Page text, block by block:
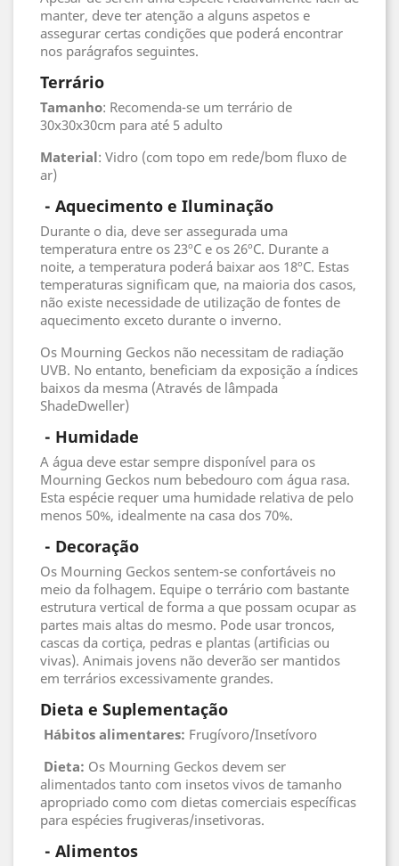
manter, deve ter atenção a alguns aspetos e
assegurar certas condições que poderá encontrar
nos parágrafos seguintes.
Terrário
Tamanho: Recomenda-se um terrário de
30x30x30cm para até 5 adulto
Material: Vidro (com topo em rede/bom fluxo de
ar)
- Aquecimento e Iluminação
Durante o dia, deve ser assegurada uma
temperatura entre os 23ºC e os 26ºC. Durante a
noite, a temperatura poderá baixar aos 18ºC. Estas
temperaturas significam que, na maioria dos casos,
não existe necessidade de utilização de fontes de
aquecimento exceto durante o inverno.
Os Mourning Geckos não necessitam de radiação
UVB. No entanto, beneficiam da exposição a índices
baixos da mesma (Através de lâmpada
ShadeDweller)
- Humidade
A água deve estar sempre disponível para os
Mourning Geckos num bebedouro com água rasa.
Esta espécie requer uma humidade relativa de pelo
menos 50%, idealmente na casa dos 70%.
- Decoração
Os Mourning Geckos sentem-se confortáveis no
meio da folhagem. Equipe o terrário com bastante
estrutura vertical de forma a que possam ocupar as
partes mais altas do mesmo. Pode usar troncos,
cascas da cortiça, pedras e plantas (artificias ou
vivas). Animais jovens não deverão ser mantidos
em terrários excessivamente grandes.
Dieta e Suplementação
Hábitos alimentares: Frugívoro/Insetívoro
Dieta: Os Mourning Geckos devem ser
alimentados tanto com insetos vivos de tamanho
apropriado como com dietas comerciais específicas
para espécies frugiveras/insetivoras.
- Alimentos